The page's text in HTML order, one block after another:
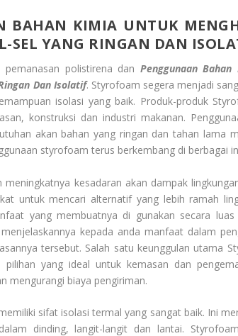
BAHAN KIMIA UNTUK
SEL YANG RINGAN DAN
polistirena dan Penggunaan
Dan Isolatif. Styrofoam segera menjadi
isolasi yang baik. Produk-produk
konstruksi dan industri makanan.
akan bahan yang ringan dan tahan lama
styrofoam terus berkembang di berbagai
meningkatnya kesadaran akan dampak
untuk mencari alternatif yang lebih ramah
yang membuatnya di gunakan secara
kepada anda manfaat dalam
tersebut. Salah satu keunggulan utama
pilihan yang ideal untuk kemasan dan
mengurangi biaya pengiriman.
sifat isolasi termal yang sangat baik. Ini
dinding, langit-langit dan lantai.